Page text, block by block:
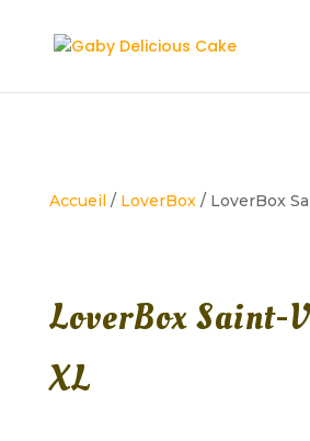
Accueil/ LoverBox/ LoverBox
LoverBox Saint-
XL